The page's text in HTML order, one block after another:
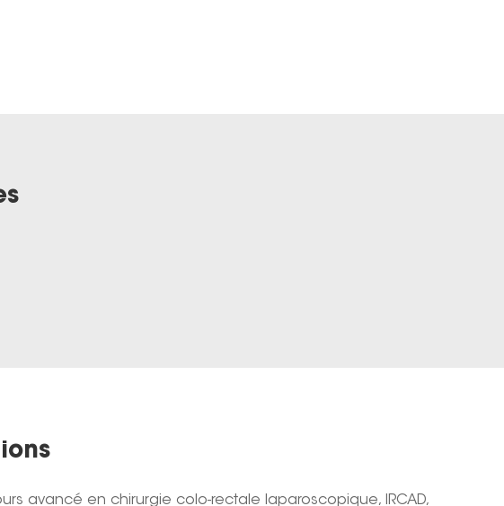
avancé en chirurgie colo-rectale laparoscopique, IRCAD,